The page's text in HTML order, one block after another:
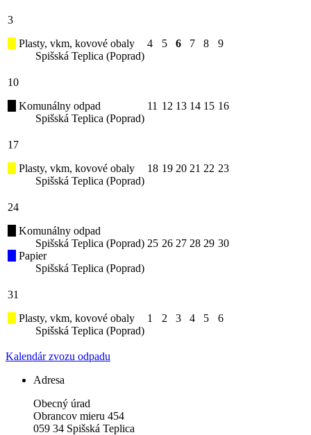
3
Plasty, vkm, kovové obaly
Spišská Teplica (Poprad)
4 5 6 7 8 9
10
Komunálny odpad
Spišská Teplica (Poprad)
11 12 13 14 15 16
17
Plasty, vkm, kovové obaly
Spišská Teplica (Poprad)
18 19 20 21 22 23
24
Komunálny odpad
Spišská Teplica (Poprad)
Papier
Spišská Teplica (Poprad)
25 26 27 28 29 30
31
Plasty, vkm, kovové obaly
Spišská Teplica (Poprad)
1 2 3 4 5 6
Kalendár zvozu odpadu
Adresa
Obecný úrad
Obrancov mieru 454
059 34 Spišská Teplica